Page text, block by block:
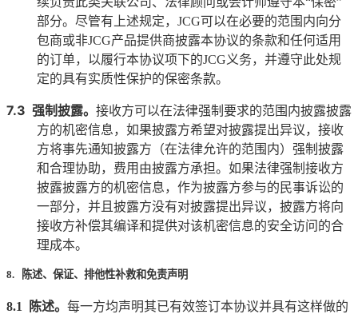
部分。尽管有上述规定， JCG可以在必要的范围内向分
包商或非JCG产品提供商披露本协议的条款和任何适用
的订单，以履行本协议项下的JCG义务，并遵守此处规
定的具有实质性保护的保密条款。
7.3 强制披露。 接收方可以在法律强制要求的范围内披露披露
方的机密信息，如果披露方希望对披露提出异议，接收
方将事先通知披露方（在法律允许的范围内）强制披露
和合理协助，费用由披露方承担。如果法律强制接收方
披露披露方的机密信息，作为披露方参与的民事诉讼的
一部分，并且披露方没有对披露提出异议，披露方将向
接收方补偿其编译和提供对该机密信息的安全访问的合
理成本。
8. 陈述、保证、排他性补救和免责声明
8.1 陈述。 每一方均声明其已有效签订本协议并具有这样做的